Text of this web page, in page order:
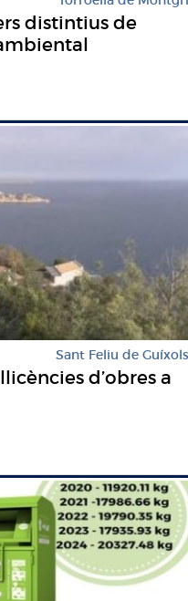
distintius de
Sant Feliu de Guíxols
d’obres a